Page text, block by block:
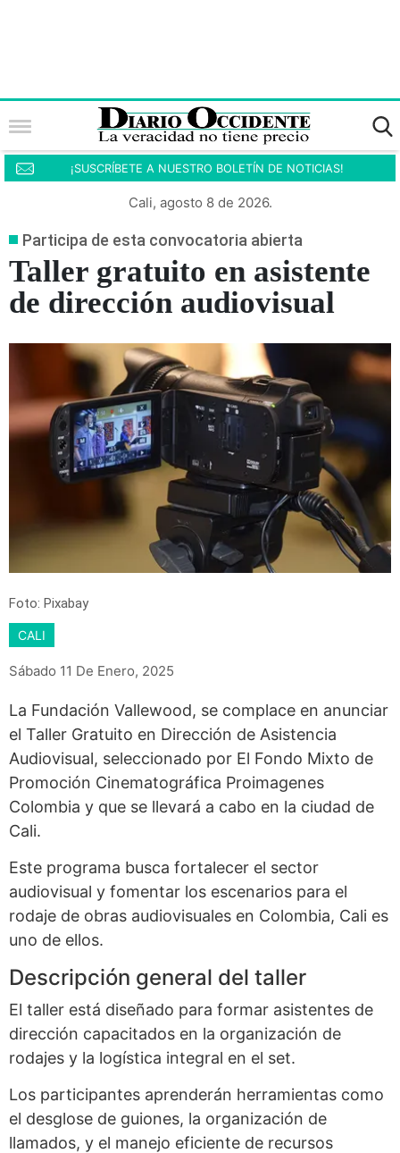
¡SUSCRÍBETE A NUESTRO BOLETÍN DE NOTICIAS!
Cali, agosto 8 de 2026.
Participa de esta convocatoria abierta
Taller gratuito en asistente
de dirección audiovisual
Foto: Pixabay
CALI
Sábado 11 De Enero, 2025
La Fundación Vallewood, se complace en anunciar
el Taller Gratuito en Dirección de Asistencia
Audiovisual, seleccionado por El Fondo Mixto de
Promoción Cinematográfica Proimagenes
Colombia y que se llevará a cabo en la ciudad de
Cali.
Este programa busca fortalecer el sector
audiovisual y fomentar los escenarios para el
rodaje de obras audiovisuales en Colombia, Cali es
uno de ellos.
Descripción general del taller
El taller está diseñado para formar asistentes de
dirección capacitados en la organización de
rodajes y la logística integral en el set.
Los participantes aprenderán herramientas como
el desglose de guiones, la organización de
llamados, y el manejo eficiente de recursos